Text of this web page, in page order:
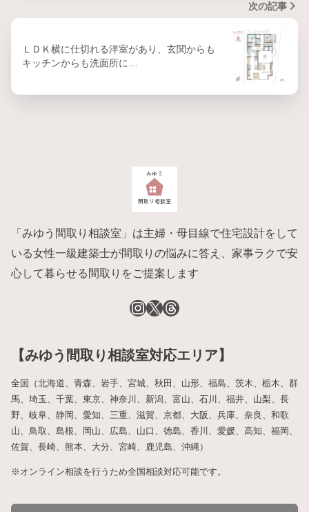
次の記事
ＬＤＫ横に仕切れる洋室があり、玄関からも
キッチンからも洗面所に…
「みゆう間取り相談室」は主婦・母目線で住宅設計をして
いる女性一級建築士が間取りの悩みに答え、家事ラクで安
心して暮らせる間取りをご提案します
【みゆう間取り相談室対応エリア】
全国（北海道、青森、岩手、宮城、秋田、山形、福島、茨木、栃木、群
馬、埼玉、千葉、東京、神奈川、新潟、富山、石川、福井、山梨、長
野、岐阜、静岡、愛知、三重、滋賀、京都、大阪、兵庫、奈良、和歌
山、鳥取、島根、岡山、広島、山口、徳島、香川、愛媛、高知、福岡、
佐賀、長崎、熊本、大分、宮崎、鹿児島、沖縄）
※オンライン相談を行うため全国相談対応可能です。